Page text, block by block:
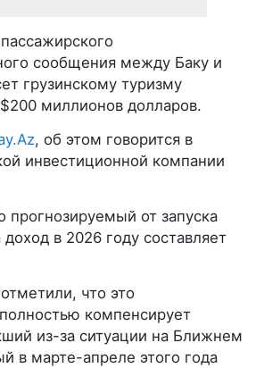
сообщения между Баку и
грузинскому туризму
миллионов долларов.
, об этом говорится в
инвестиционной компании
прогнозируемый от запуска
в 2026 году составляет
что это
компенсирует
из-за ситуации на Ближнем
в марте-апреле этого года